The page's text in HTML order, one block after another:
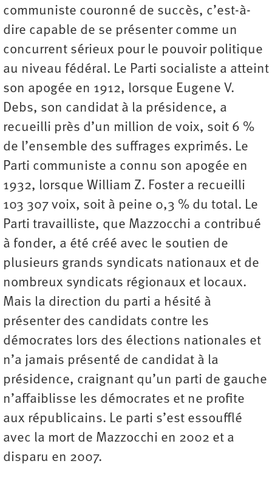
communiste couronné de succès, c’est-à-
dire capable de se présenter comme un
concurrent sérieux pour le pouvoir politique
au niveau fédéral. Le Parti socialiste a atteint
son apogée en 1912, lorsque Eugene V.
Debs, son candidat à la présidence, a
recueilli près d’un million de voix, soit 6 %
de l’ensemble des suffrages exprimés. Le
Parti communiste a connu son apogée en
1932, lorsque William Z. Foster a recueilli
103 307 voix, soit à peine 0,3 % du total. Le
Parti travailliste, que Mazzocchi a contribué
à fonder, a été créé avec le soutien de
plusieurs grands syndicats nationaux et de
nombreux syndicats régionaux et locaux.
Mais la direction du parti a hésité à
présenter des candidats contre les
démocrates lors des élections nationales et
n’a jamais présenté de candidat à la
présidence, craignant qu’un parti de gauche
n’affaiblisse les démocrates et ne profite
aux républicains. Le parti s’est essoufflé
avec la mort de Mazzocchi en 2002 et a
disparu en 2007.